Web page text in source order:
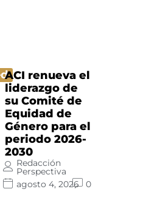
ACI renueva el
liderazgo de
su Comité de
Equidad de
Género para el
periodo 2026-
2030
Redacción
Perspectiva
agosto 4, 2026
0